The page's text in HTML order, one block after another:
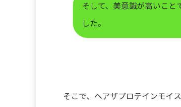
そして、美意識が高いこと
した。
そこで、ヘアザプロテインモイ